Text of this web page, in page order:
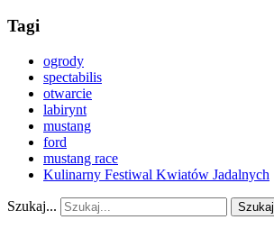
Tagi
ogrody
spectabilis
otwarcie
labirynt
mustang
ford
mustang race
Kulinarny Festiwal Kwiatów Jadalnych
Szukaj... Szukaj